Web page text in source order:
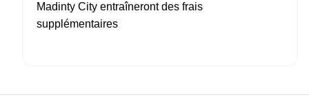
Madinty City entraîneront des frais
supplémentaires